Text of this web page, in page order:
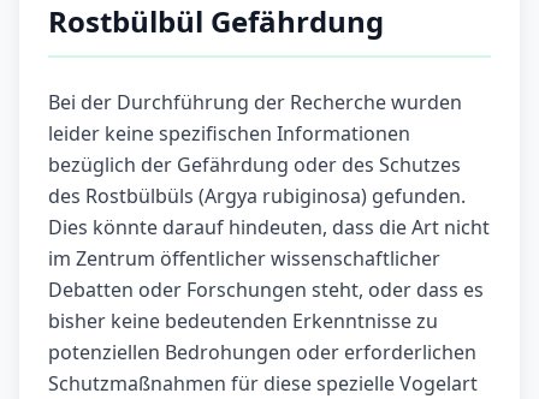
Rostbülbül Gefährdung
Bei der Durchführung der Recherche wurden
leider keine spezifischen Informationen
bezüglich der Gefährdung oder des Schutzes
des Rostbülbüls (Argya rubiginosa) gefunden.
Dies könnte darauf hindeuten, dass die Art nicht
im Zentrum öffentlicher wissenschaftlicher
Debatten oder Forschungen steht, oder dass es
bisher keine bedeutenden Erkenntnisse zu
potenziellen Bedrohungen oder erforderlichen
Schutzmaßnahmen für diese spezielle Vogelart